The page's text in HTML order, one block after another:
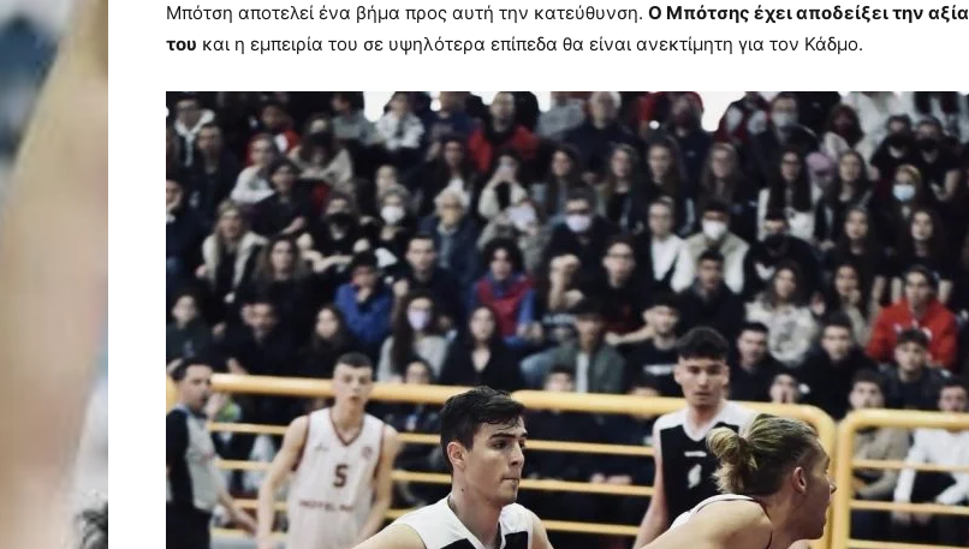
Μπότση αποτελεί ένα βήμα προς αυτή την κατεύθυνση. Ο Μπότσης έχει αποδείξει την αξία
του και η εμπειρία του σε υψηλότερα επίπεδα θα είναι ανεκτίμητη για τον Κάδμο.